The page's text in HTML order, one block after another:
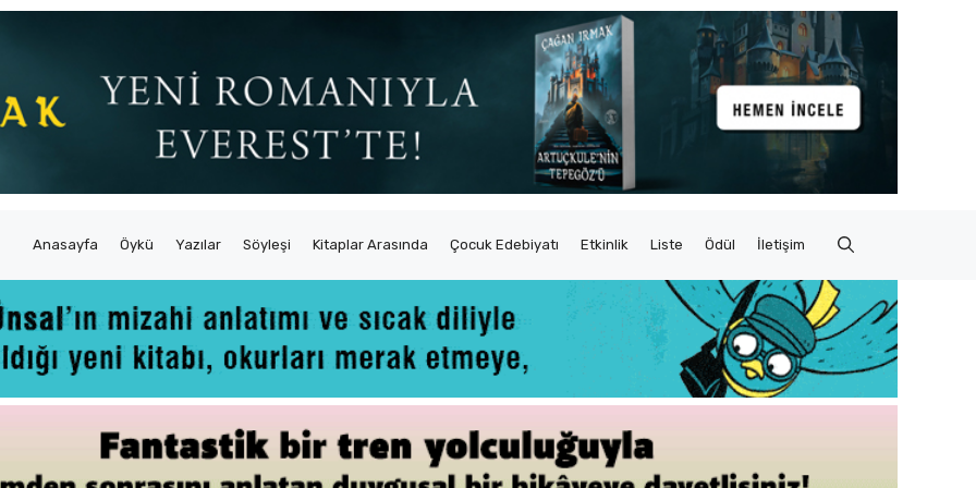
Anasayfa Öykü Yazılar Söyleşi Kitaplar Arasında Çocuk Edebiyatı Etkinlik Liste Ödül İletişim